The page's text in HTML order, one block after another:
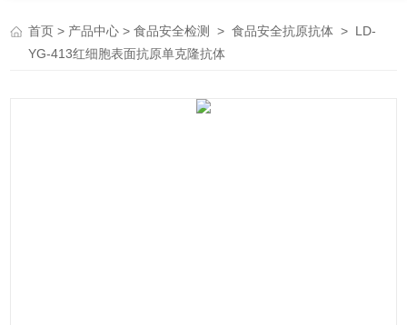
首页 > 产品中心 >食品安全检测 >食品安全抗原抗体 > LD-
YG-413红细胞表面抗原单克隆抗体